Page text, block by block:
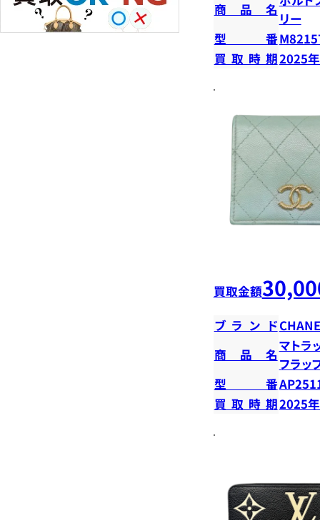
商品名
リー
型番
買取時期2025
買取金額
ブランド
商品名
マトラ
フラッ
型番
買取時期2025